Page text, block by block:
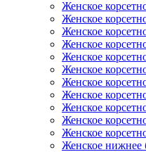
Женское
Женское
Женское
Женское
Женское
Женское
Женское
Женское
Женское
Женское
Женское
Женское нижнее